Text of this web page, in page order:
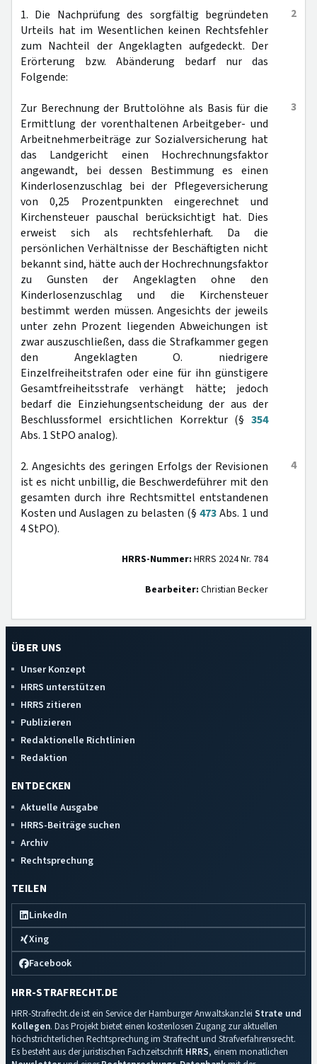
2
1. Die Nachprüfung des sorgfältig begründeten
Urteils hat im Wesentlichen keinen Rechtsfehler
zum Nachteil der Angeklagten aufgedeckt. Der
Erörterung bzw. Abänderung bedarf nur das
Folgende:
3
Zur Berechnung der Bruttolöhne als Basis für die
Ermittlung der vorenthaltenen Arbeitgeber- und
Arbeitnehmerbeiträge zur Sozialversicherung hat
das Landgericht einen Hochrechnungsfaktor
angewandt, bei dessen Bestimmung es einen
Kinderlosenzuschlag bei der Pflegeversicherung
von 0,25 Prozentpunkten eingerechnet und
Kirchensteuer pauschal berücksichtigt hat. Dies
erweist sich als rechtsfehlerhaft. Da die
persönlichen Verhältnisse der Beschäftigten nicht
bekannt sind, hätte auch der Hochrechnungsfaktor
zu Gunsten der Angeklagten ohne den
Kinderlosenzuschlag und die Kirchensteuer
bestimmt werden müssen. Angesichts der jeweils
unter zehn Prozent liegenden Abweichungen ist
zwar auszuschließen, dass die Strafkammer gegen
den Angeklagten O. niedrigere
Einzelfreiheitstrafen oder eine für ihn günstigere
Gesamtfreiheitsstrafe verhängt hätte; jedoch
bedarf die Einziehungsentscheidung der aus der
Beschlussformel ersichtlichen Korrektur (§ 354
Abs. 1 StPO analog).
4
2. Angesichts des geringen Erfolgs der Revisionen
ist es nicht unbillig, die Beschwerdeführer mit den
gesamten durch ihre Rechtsmittel entstandenen
Kosten und Auslagen zu belasten (§ 473Abs. 1 und
4 StPO).
HRRS-Nummer: HRRS 2024 Nr. 784
Bearbeiter: Christian Becker
ÜBER UNS
Unser Konzept
HRRS unterstützen
HRRS zitieren
Publizieren
Redaktionelle Richtlinien
Redaktion
ENTDECKEN
Aktuelle Ausgabe
HRRS-Beiträge suchen
Archiv
Rechtsprechung
TEILEN
LinkedIn
Xing
Facebook
HRR-STRAFRECHT.DE
HRR-Strafrecht.de ist ein Service der Hamburger Anwaltskanzlei Strate und
Kollegen. Das Projekt bietet einen kostenlosen Zugang zur aktuellen
höchstrichterlichen Rechtsprechung im Strafrecht und Strafverfahrensrecht.
Es besteht aus der juristischen Fachzeitschrift HRRS, einem monatlichen